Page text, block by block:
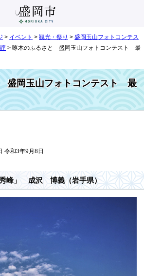
> イベント > 観光・祭り > 盛岡玉山フォトコンテス
> 啄木のふるさと 盛岡玉山フォトコンテスト 最
盛岡玉山フォトコンテスト 最
令和3年9月8日
峰」 成沢 博義（岩手県）